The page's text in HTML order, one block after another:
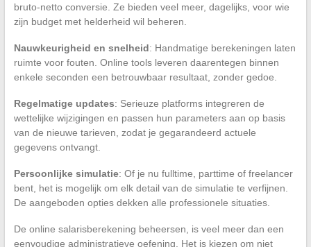
bruto-netto conversie. Ze bieden veel meer, dagelijks, voor wie
zijn budget met helderheid wil beheren.
Nauwkeurigheid en snelheid: Handmatige berekeningen laten
ruimte voor fouten. Online tools leveren daarentegen binnen
enkele seconden een betrouwbaar resultaat, zonder gedoe.
Regelmatige updates: Serieuze platforms integreren de
wettelijke wijzigingen en passen hun parameters aan op basis
van de nieuwe tarieven, zodat je gegarandeerd actuele
gegevens ontvangt.
Persoonlijke simulatie: Of je nu fulltime, parttime of freelancer
bent, het is mogelijk om elk detail van de simulatie te verfijnen.
De aangeboden opties dekken alle professionele situaties.
De online salarisberekening beheersen, is veel meer dan een
eenvoudige administratieve oefening. Het is kiezen om niet